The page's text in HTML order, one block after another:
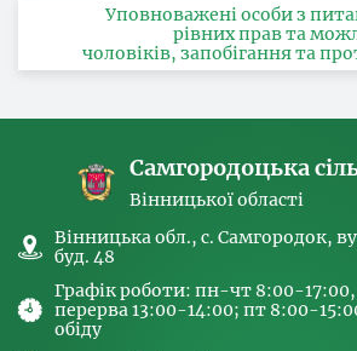
Уповноважені особи з
рівних прав та
чоловіків, запобігання та
за ознакою статі, з питань
Самгородоцька
Вінницької області
Вінницька обл., с. Самгородок,
буд. 48
Графік роботи: пн-чт 8:00-17:00,
перерва 13:00-14:00; пт 8:00-
обіду